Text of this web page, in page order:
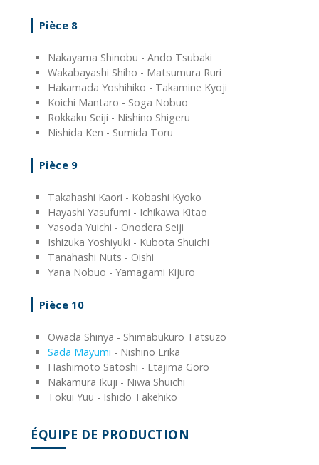
Pièce 8
Nakayama Shinobu - Ando Tsubaki
Wakabayashi Shiho - Matsumura Ruri
Hakamada Yoshihiko - Takamine Kyoji
Koichi Mantaro - Soga Nobuo
Rokkaku Seiji - Nishino Shigeru
Nishida Ken - Sumida Toru
Pièce 9
Takahashi Kaori - Kobashi Kyoko
Hayashi Yasufumi - Ichikawa Kitao
Yasoda Yuichi - Onodera Seiji
Ishizuka Yoshiyuki - Kubota Shuichi
Tanahashi Nuts - Oishi
Yana Nobuo - Yamagami Kijuro
Pièce 10
Owada Shinya - Shimabukuro Tatsuzo
Sada Mayumi - Nishino Erika
Hashimoto Satoshi - Etajima Goro
Nakamura Ikuji - Niwa Shuichi
Tokui Yuu - Ishido Takehiko
ÉQUIPE DE PRODUCTION